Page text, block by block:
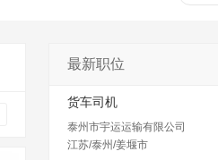
最新职位
货车司机
泰州市宇运运输有限公司
江苏/泰州/姜堰市